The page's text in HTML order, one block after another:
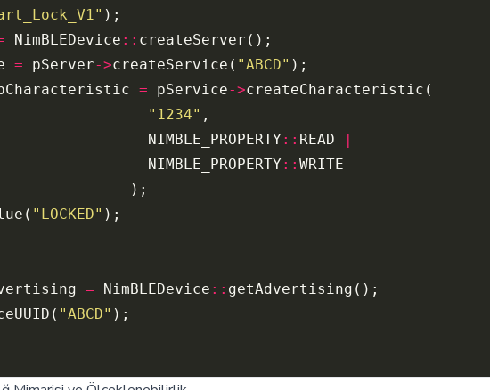
NimBLEDevice ::
= pServer->createService( "ABCD"
= pService->
"1234"
NIMBLE_PROPERTY
:: READ
NIMBLE_PROPERTY
::
"LOCKED"
= NimBLEDevice ::
"ABCD"